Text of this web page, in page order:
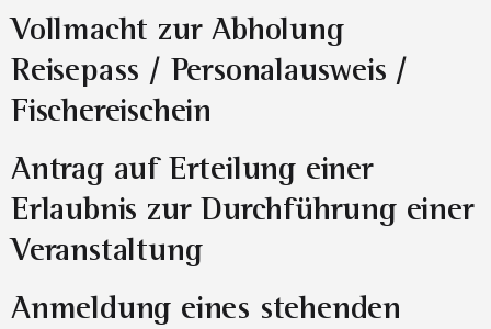
Vollmacht zur Abholung
Reisepass / Personalausweis /
Fischereischein
Antrag auf Erteilung einer
Erlaubnis zur Durchführung einer
Veranstaltung
Anmeldung eines stehenden